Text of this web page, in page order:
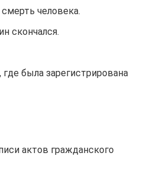
человека.
скончался.
была зарегистрирована
актов гражданского